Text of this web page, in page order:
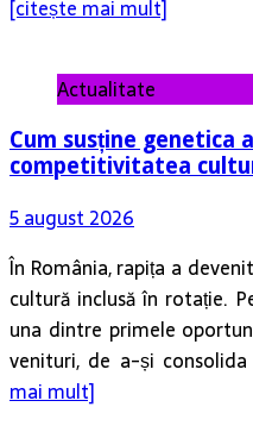
[citește mai mult]
Actualitate
Cum susține genetica
competitivitatea
5 august 2026
În România, rapița a
cultură inclusă în rotație.
una dintre primele
venituri, de a-și
mai mult]